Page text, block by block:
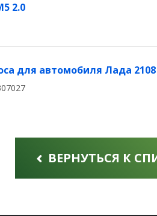
2.0
для автомобиля Лада 2108
ВЕРНУТЬСЯ К